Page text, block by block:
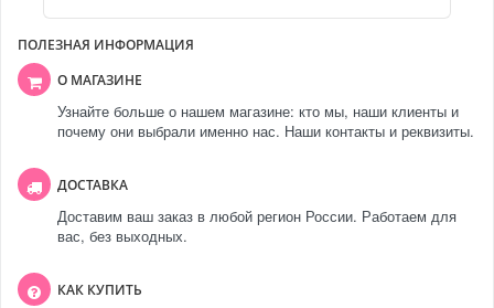
ПОЛЕЗНАЯ ИНФОРМАЦИЯ
О МАГАЗИНЕ
Узнайте больше о нашем магазине: кто мы, наши клиенты и
почему они выбрали именно нас. Наши контакты и реквизиты.
ДОСТАВКА
Доставим ваш заказ в любой регион России. Работаем для
вас, без выходных.
КАК КУПИТЬ